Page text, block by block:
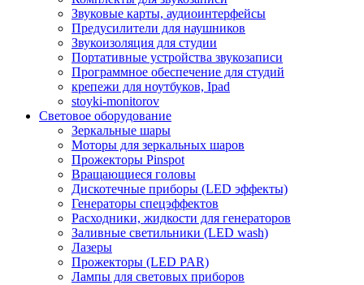
Звуковые карты, аудиоинтерфейсы
Предусилители для наушников
Звукоизоляция для студии
Портативные устройства звукозаписи
Программное обеспечение для студий
крепежи для ноутбуков, Ipad
stoyki-monitorov
Световое оборудование
Зеркальные шары
Моторы для зеркальных шаров
Прожекторы Pinspot
Вращающиеся головы
Дискотечные приборы (LED эффекты)
Генераторы спецэффектов
Расходники, жидкости для генераторов
Заливные светильники (LED wash)
Лазеры
Прожекторы (LED PAR)
Лампы для световых приборов